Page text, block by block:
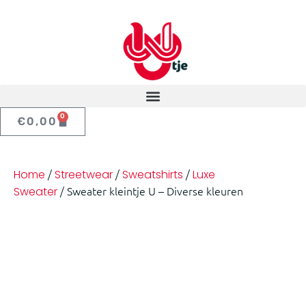
€0,00 0
Home /Streetwear /Sweatshirts /Luxe
Sweater / Sweater kleintje U – Diverse kleuren